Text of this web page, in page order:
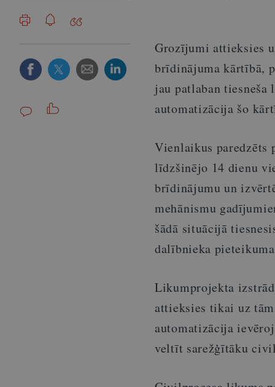
Grozījumi attieksies
brīdinājuma kārtībā,
jau patlaban
automatizācija šo
Vienlaikus paredzēts
līdzšinējo 14 dienu
brīdinājumu un
mehānismu
šādā situācijā
dalībnieka
Likumprojekta
attieksies tikai uz
automatizācija
veltīt sarežģītāku